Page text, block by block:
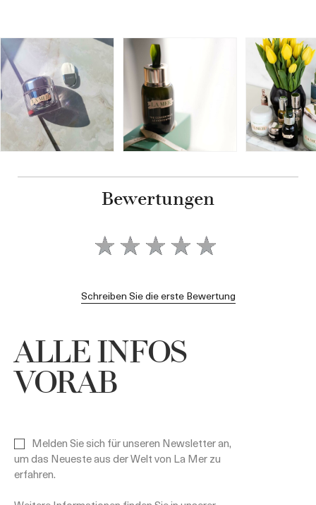
Bewertungen
Schreiben Sie die erste Bewertung
ALLE INFOS
VORAB
Melden Sie sich für unseren Newsletter an,
um das Neueste aus der Welt von La Mer zu
erfahren.